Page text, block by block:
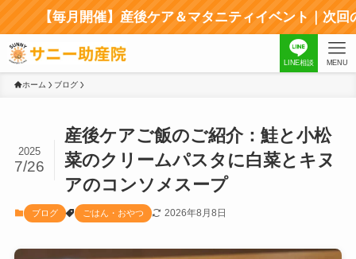
毎月開催】産後ケア＆マタニティイベント｜次回のイ
LINE相談 MENU
ホーム ブログ
産後ケアご飯のご紹介：鮭と小松
菜のクリームパスタに白菜とキヌ
アのコンソメスープ
2025
7/26
ブログ ごはん・おやつ 2026年8月8日